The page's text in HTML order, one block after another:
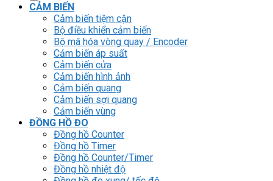
CẢM BIẾN
Cảm biến tiệm cận
Bộ điều khiển cảm biến
Bộ mã hóa vòng quay / Encoder
Cảm biến áp suất
Cảm biến cửa
Cảm biến hình ảnh
Cảm biến quang
Cảm biến sợi quang
Cảm biến vùng
ĐỒNG HỒ ĐO
Đồng hồ Counter
Đồng hồ Timer
Đồng hồ Counter/Timer
Đồng hồ nhiệt độ